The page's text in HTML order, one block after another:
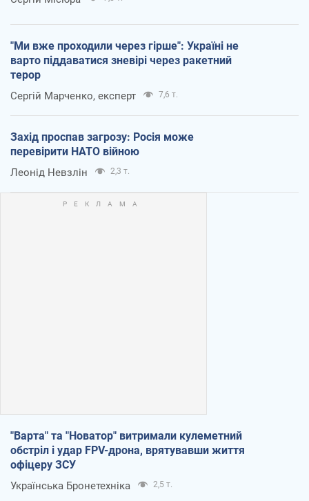
"Ми вже проходили через гірше": Україні не
варто піддаватися зневірі через ракетний
терор
Сергій Марченко, експерт 7,6 т.
Захід проспав загрозу: Росія може
перевірити НАТО війною
Леонід Невзлін 2,3 т.
"Варта" та "Новатор" витримали кулеметний
обстріл і удар FPV-дрона, врятувавши життя
офіцеру ЗСУ
Українська Бронетехніка 2,5 т.